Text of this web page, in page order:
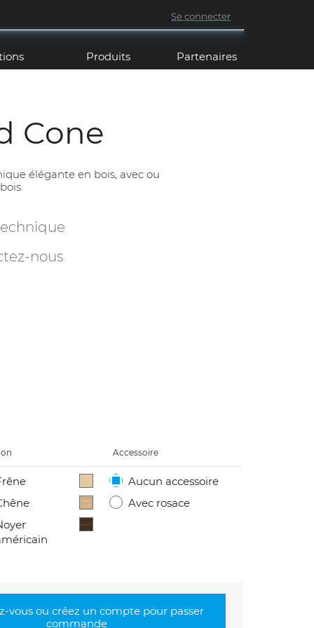
Se connecter
Produits Partenaires
Cone
élégante en bois, avec ou
nous
Accessoire
Aucun accessoire
Avec rosace
vous ou créez un compte pour passer
commande